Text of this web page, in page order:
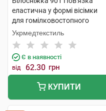
еластична у формі вісімки
для гомілковостопного
суглобу розмір 1 1 шт
Укрмедтекстиль
Є в наявності
від 62.30 грн
КУПИТИ